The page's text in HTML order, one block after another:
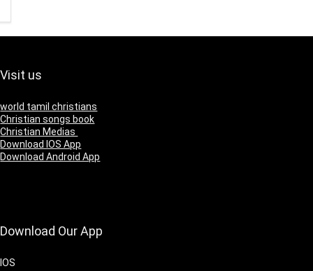
Visit us
world tamil christians
Christian songs book
Christian Medias
Download IOS App
Download Android App
Download Our App
IOS